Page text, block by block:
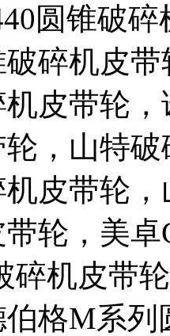
圆锥破
碎机皮
皮带轮
，山特
皮带轮
轮，美
碎机皮带
格M系